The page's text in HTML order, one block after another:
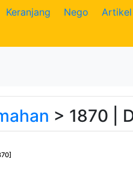
Keranjang Nego Artikel
> 1870 |